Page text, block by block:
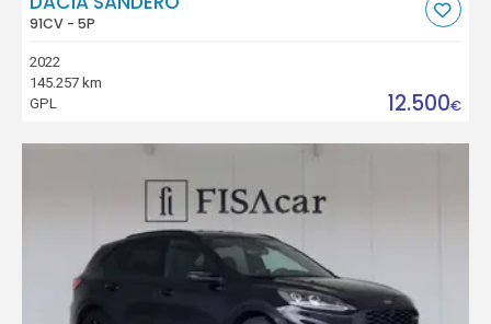
91CV - 5P
2022
145.257 km
GPL
12.500€